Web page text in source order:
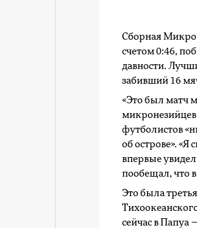
Сборная
счетом 0:46,
давности.
забивший 16
«Это был матч
микронезийцев
футболистов
об острове». «Я
впервые
пообещал, что
Это была
сейчас в Папуа